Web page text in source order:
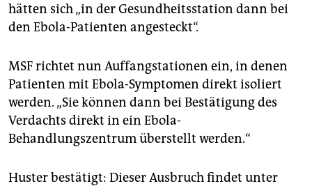
hätten sich „in der Gesundheitsstation dann bei
den Ebola-Patienten angesteckt“.
MSF richtet nun Auffangstationen ein, in denen
Patienten mit Ebola-Symptomen direkt isoliert
werden. „Sie können dann bei Bestätigung des
Verdachts direkt in ein Ebola-
Behandlungszentrum überstellt werden.“
Huster bestätigt: Dieser Ausbruch findet unter